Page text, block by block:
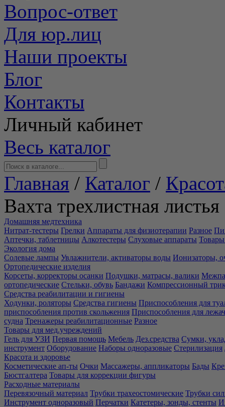
Вопрос-ответ
Для юр.лиц
Наши проекты
Блог
Контакты
Личный кабинет
Весь каталог
Главная / Каталог /
Вахта трехлистная листья
Домашняя медтехника
Нитрат-тестеры Грелки Аппараты для физиотерапии Разное
Аптечки, таблетницы Алкотестеры Слуховые аппараты Товары
Экология дома
Солевые лампы Увлажнители, активаторы воды Ионизаторы,
Ортопедические изделия
Корсеты, корректоры осанки Подушки, матрасы, валики
ортопедические Стельки, обувь Бандажи Компрессионный
Средства реабилитации и гигиены
Ходунки, роляторы Средства гигиены Приспособления для
приспособления против скольжения Приспособления для
судна Тренажеры реабилитационные Разное
Товары для мед.учреждений
Гель для УЗИ Первая помощь Мебель Дез.средства Сумки,
инструмент Оборудование Наборы одноразовые Стерилизация
Красота и здоровье
Косметические ап-ты Очки Массажеры, аппликаторы Бады
Бюстгалтера Товары для коррекции фигуры
Расходные материалы
Перевязочный материал Трубки трахеостомические Трубки
Инструмент одноразовый Перчатки Катетеры, зонды, стенты